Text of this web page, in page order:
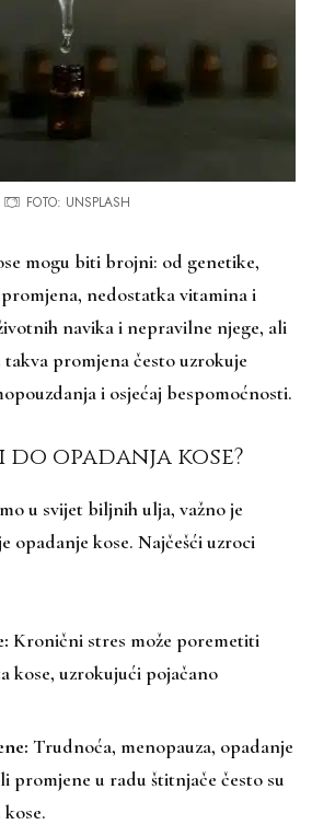
FOTO: UNSPLASH
mogu biti brojni: od genetike,
nedostatka vitamina i
navika i nepravilne njege, ali
promjena često uzrokuje
i osjećaj bespomoćnosti.
opadanja kose?
u svijet biljnih ulja, važno je
opadanje kose. Najčešći uzroci
Kronični stres može poremetiti
kose, uzrokujući pojačano
Trudnoća, menopauza, opadanje
promjene u radu štitnjače često su